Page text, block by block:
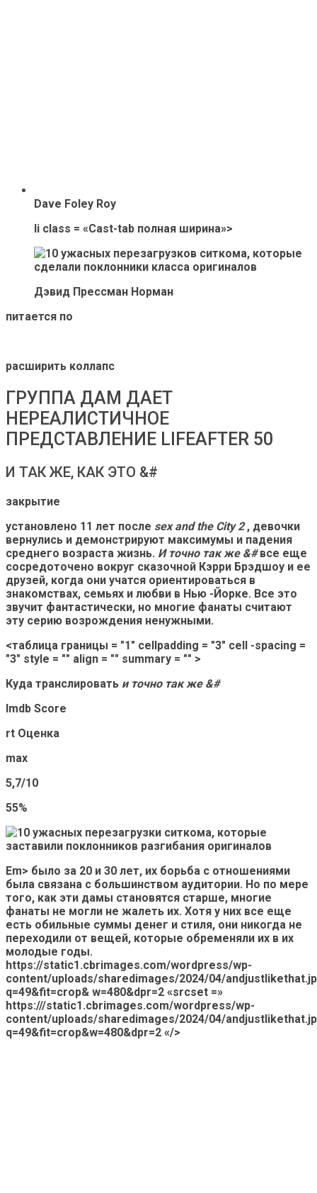
Dave Foley Roy
li class = «Cast-tab полная ширина»>
Дэвид Прессман Норман
питается по
расширить коллапс
ГРУППА ДАМ ДАЕТ
НЕРЕАЛИСТИЧНОЕ
ПРЕДСТАВЛЕНИЕ LIFEAFTER 50
И ТАК ЖЕ, КАК ЭТО &#
закрытие
установлено 11 лет после sex and the City 2, девочки
вернулись и демонстрируют максимумы и падения
среднего возраста жизнь. И точно так же &#все еще
сосредоточено вокруг сказочной Кэрри Брэдшоу и ее
друзей, когда они учатся ориентироваться в
знакомствах, семьях и любви в Нью -Йорке. Все это
звучит фантастически, но многие фанаты считают
эту серию возрождения ненужными.
<таблица границы = "1" cellpadding = "3" cell -spacing =
"3" style = "" align = "" summary = "" >
Куда транслировать и точно так же &#
Imdb Score
rt Оценка
max
5,7/10
55%
Em> было за 20 и 30 лет, их борьба с отношениями
была связана с большинством аудитории. Но по мере
того, как эти дамы становятся старше, многие
фанаты не могли не жалеть их. Хотя у них все еще
есть обильные суммы денег и стиля, они никогда не
переходили от вещей, которые обременяли их в их
молодые годы.
https://static1.cbrimages.com/wordpress/wp-
content/uploads/sharedimages/2024/04/
q=49&fit=crop& w=480&dpr=2 «srcset =»
https:///static1.cbrimages.com/wordpress/wp-
content/uploads/sharedimages/2024/04/
q=49&fit=crop&w=480&dpr=2 «/>